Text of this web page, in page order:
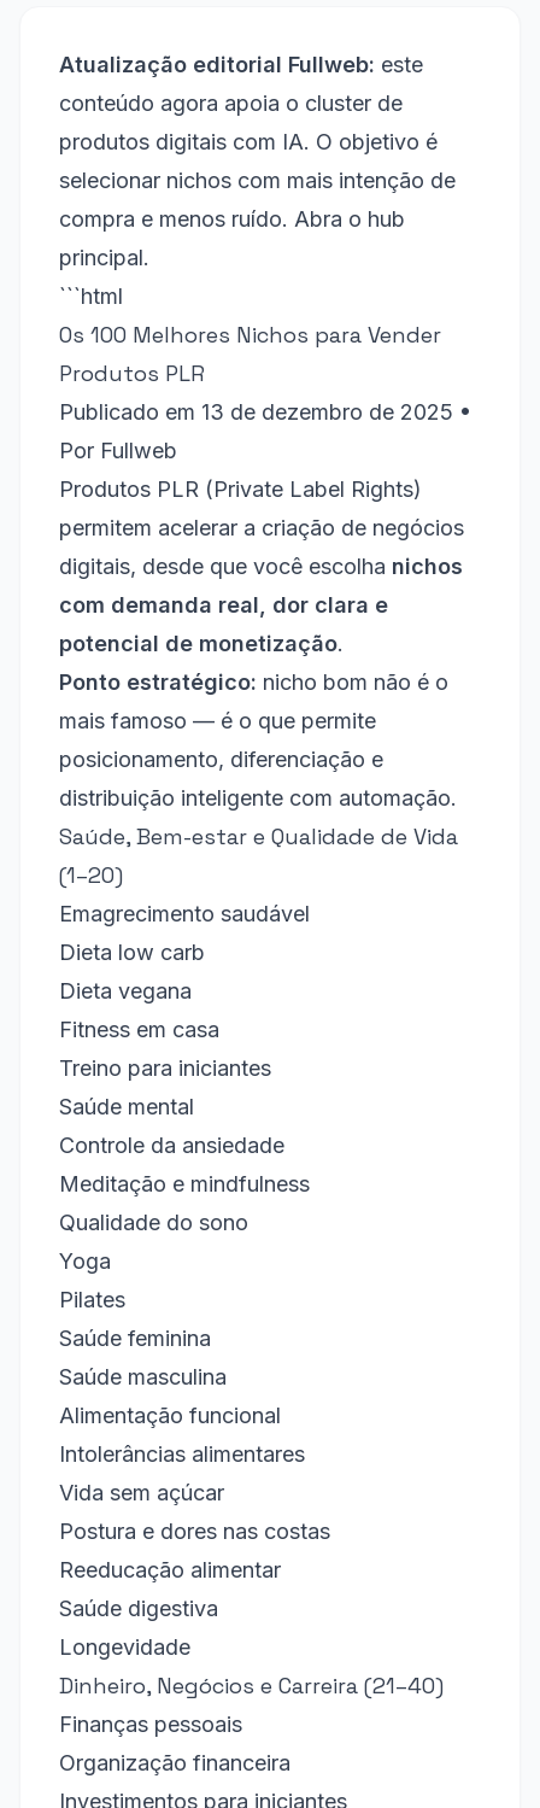
Atualização editorial Fullweb: este
conteúdo agora apoia o cluster de
produtos digitais com IA. O objetivo é
selecionar nichos com mais intenção de
compra e menos ruído. Abra o hub
principal.
```html
Os 100 Melhores Nichos para Vender
Produtos PLR
Publicado em 13 de dezembro de 2025 •
Por Fullweb
Produtos PLR (Private Label Rights)
permitem acelerar a criação de negócios
digitais, desde que você escolha nichos
com demanda real, dor clara e
potencial de monetização.
Ponto estratégico: nicho bom não é o
mais famoso — é o que permite
posicionamento, diferenciação e
distribuição inteligente com automação.
Saúde, Bem-estar e Qualidade de Vida
(1–20)
Emagrecimento saudável
Dieta low carb
Dieta vegana
Fitness em casa
Treino para iniciantes
Saúde mental
Controle da ansiedade
Meditação e mindfulness
Qualidade do sono
Yoga
Pilates
Saúde feminina
Saúde masculina
Alimentação funcional
Intolerâncias alimentares
Vida sem açúcar
Postura e dores nas costas
Reeducação alimentar
Saúde digestiva
Longevidade
Dinheiro, Negócios e Carreira (21–40)
Finanças pessoais
Organização financeira
Investimentos para iniciantes